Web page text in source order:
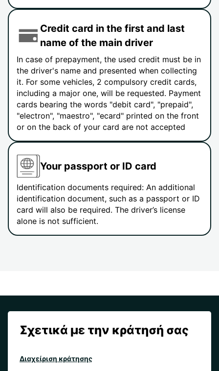
Credit card in the first and last
name of the main driver
In case of prepayment, the used credit must be in
the driver's name and presented when collecting
it. For some vehicles, 2 compulsory credit cards,
including a major one, will be requested. Payment
cards bearing the words "debit card", "prepaid",
"electron", "maestro", "ecard" printed on the front
or on the back of your card are not accepted
Your passport or ID card
Identification documents required: An additional
identification document, such as a passport or ID
card will also be required. The driver’s license
alone is not sufficient.
Σχετικά με την κράτησή σας
Διαχείριση κράτησης